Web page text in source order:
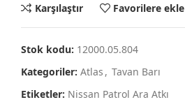
Karşılaştır
Favorilere ekle
Stok kodu: 12000.05.804
Kategoriler: Atlas , Tavan Barı
Etiketler: Nissan Patrol Ara Atkı